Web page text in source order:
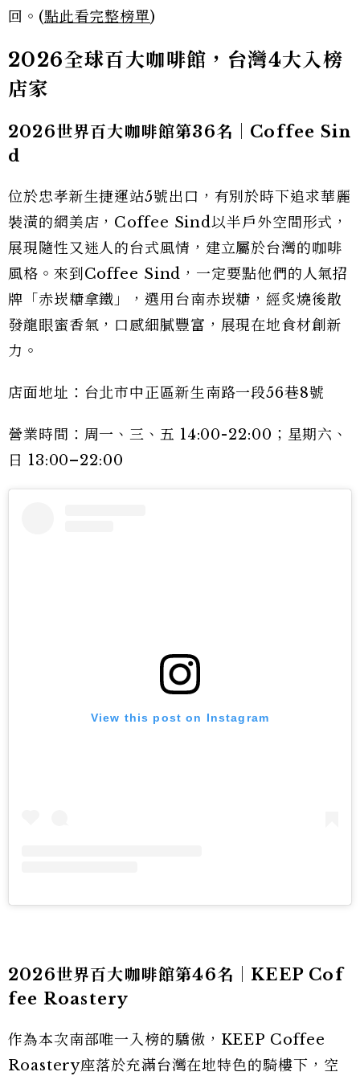
回。(點此看完整榜單)
2026全球百大咖啡館，台灣4大入榜
店家
2026世界百大咖啡館第36名｜Coffee Sin
d
位於忠孝新生捷運站5號出口，有別於時下追求華麗
裝潢的網美店，Coffee Sind以半戶外空間形式，
展現隨性又迷人的台式風情，建立屬於台灣的咖啡
風格。來到Coffee Sind，一定要點他們的人氣招
牌「赤崁糖拿鐵」，選用台南赤崁糖，經炙燒後散
發龍眼蜜香氣，口感細膩豐富，展現在地食材創新
力。
店面地址：台北市中正區新生南路一段56巷8號
營業時間：周一、三、五 14:00-22:00；星期六、
日 13:00–22:00
View this post on Instagram
2026世界百大咖啡館第46名｜KEEP Cof
fee Roastery
作為本次南部唯一入榜的驕傲，KEEP Coffee
Roastery座落於充滿台灣在地特色的騎樓下，空